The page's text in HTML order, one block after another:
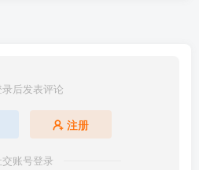
后发表评论
注册
账号登录